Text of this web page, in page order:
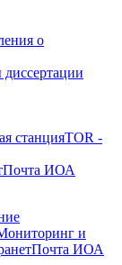
о
станцияTOR -
Почта ИОА
и
Почта ИОА